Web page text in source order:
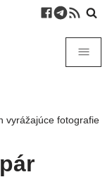
vyrážajúce fotografie